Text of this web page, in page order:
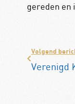
gereden en
Volgend